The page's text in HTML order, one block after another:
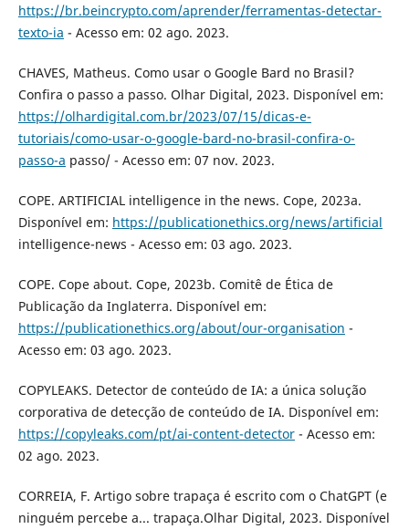
https://br.beincrypto.com/aprender/ferramentas-detectar-
texto-ia - Acesso em: 02 ago. 2023.
CHAVES, Matheus. Como usar o Google Bard no Brasil?
Confira o passo a passo. Olhar Digital, 2023. Disponível em:
https://olhardigital.com.br/2023/07/15/dicas-e-
tutoriais/como-usar-o-google-bard-no-brasil-confira-o-
passo-a passo/ - Acesso em: 07 nov. 2023.
COPE. ARTIFICIAL intelligence in the news. Cope, 2023a.
Disponível em: https://publicationethics.org/news/artificial
intelligence-news - Acesso em: 03 ago. 2023.
COPE. Cope about. Cope, 2023b. Comitê de Ética de
Publicação da Inglaterra. Disponível em:
https://publicationethics.org/about/our-organisation -
Acesso em: 03 ago. 2023.
COPYLEAKS. Detector de conteúdo de IA: a única solução
corporativa de detecção de conteúdo de IA. Disponível em:
https://copyleaks.com/pt/ai-content-detector- Acesso em:
02 ago. 2023.
CORREIA, F. Artigo sobre trapaça é escrito com o ChatGPT (e
ninguém percebe a... trapaça.Olhar Digital, 2023. Disponível